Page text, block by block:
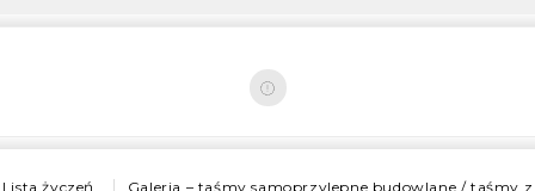
Lista życzeń Galeria – taśmy samoprzylepne budowlane / taśmy z